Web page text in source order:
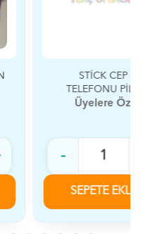
STİCK CEP
TELEFONU PİLLİ
Üyelere Özel
+
SEPETE EKLE